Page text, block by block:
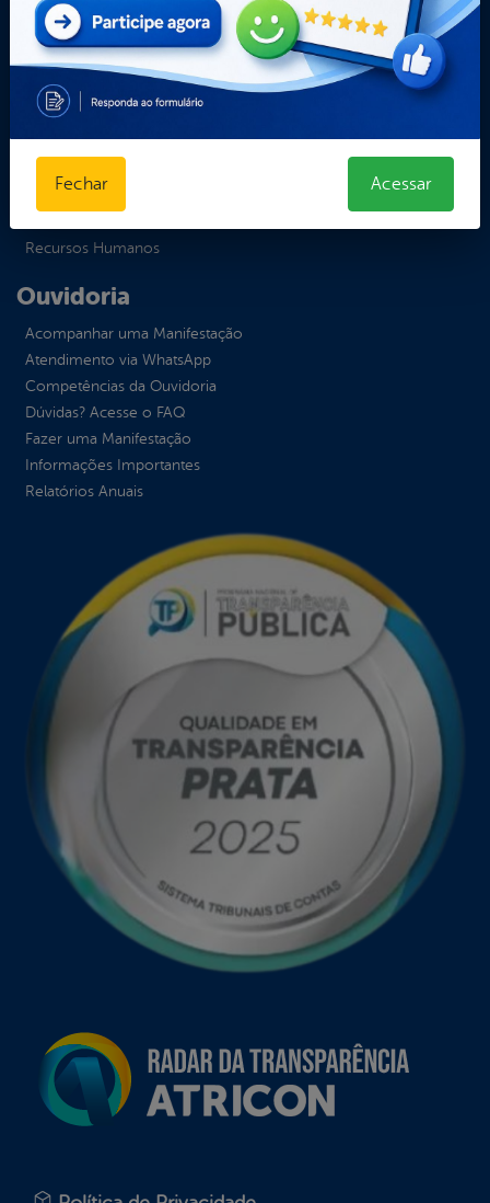
Inicio
LGPD e Governo
Digital
Licitações e
Contratos
Obras Públicas
Recursos Humanos
Sic Físico
Solicitar
Recurso
Solicitar um
Ouvidoria
Acompanhar uma Manifestação
Atendimento via WhatsApp
Competências da Ouvidoria
Dúvidas? Acesse o FAQ
Fazer uma Manifestação
Informações Importantes
Relatórios Anuais
Fechar Acessar